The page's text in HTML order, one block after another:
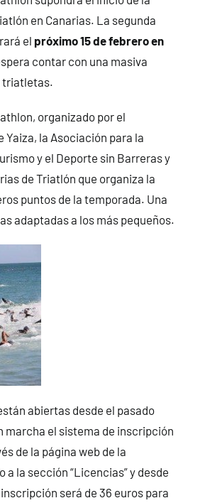
en Canarias. La segunda
el próximo 15 de febrero en
contar con una masiva
triatletas.
organizado por el
Yaiza, la Asociación para la
y el Deporte sin Barreras y
de Triatlón que organiza la
puntos de la temporada. Una
adaptadas a los más pequeños.
abiertas desde el pasado
marcha el sistema de inscripción
de la página web de la
la sección “Licencias” y desde
será de 36 euros para